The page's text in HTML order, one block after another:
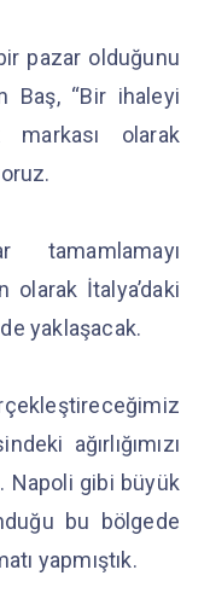
pazar olduğunu
Baş, “Bir ihaleyi
olarak
olarak İtalya’daki
yaklaşacak.
ağırlığımızı
Napoli gibi büyük
bu bölgede
yapmıştık.